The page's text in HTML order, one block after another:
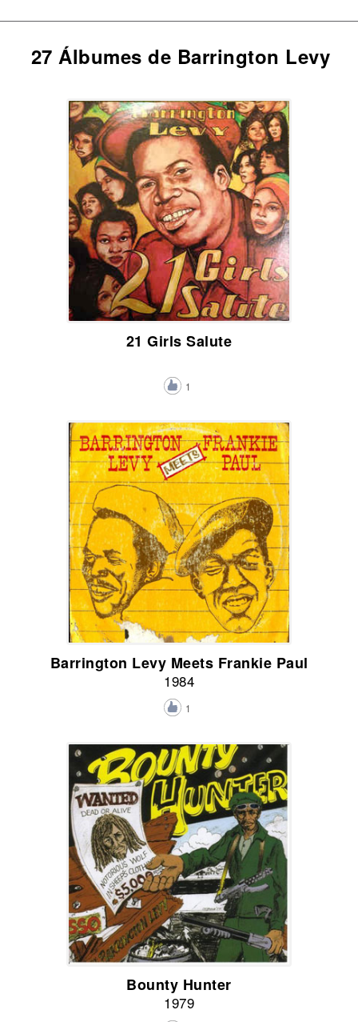
27 Álbumes de Barrington Levy
21 Girls Salute
1
Barrington Levy Meets Frankie Paul
1984
1
Bounty Hunter
1979